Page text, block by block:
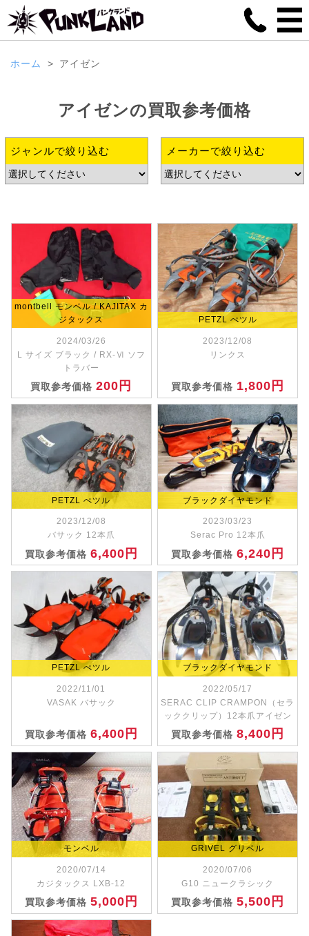
ホーム アイゼン
アイゼンの買取参考価格
ジャンルで絞り込む メーカーで絞り込む
montbell モンベル / KAJITAX カ
ジタックス
2024/03/26
L サイズ ブラック / RX-Ⅵ ソフ
トラバー
買取参考価格200円
PETZL ぺツル
2023/12/08
リンクス
買取参考価格 1,800円
PETZL ぺツル
2023/12/08
バサック 12本爪
買取参考価格 6,400円
ブラックダイヤモンド
2023/03/23
Serac Pro 12本爪
買取参考価格6,240円
PETZL ぺツル
2022/11/01
VASAK バサック
買取参考価格 6,400円
ブラックダイヤモンド
2022/05/17
SERAC CLIP CRAMPON（セラ
ッククリップ）12本爪アイゼン
買取参考価格8,400円
モンベル
2020/07/14
カジタックス LXB-12
買取参考価格 5,000円
GRIVEL グリベル
2020/07/06
G10 ニュークラシック
買取参考価格5,500円